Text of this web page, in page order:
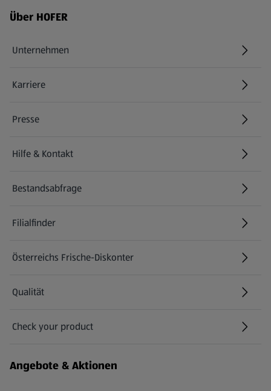
Fußzeilenmenü - weitere Links
Über HOFER
Unternehmen
Karriere
(öffnet in einem neuen Tab)
Presse
Hilfe & Kontakt
(öffnet in einem neuen Tab)
Bestandsabfrage
(öffnet in einem neuen Tab)
Filialfinder
Österreichs Frische-Diskonter
Qualität
Check your product
(öffnet in einem neuen Tab)
Angebote & Aktionen